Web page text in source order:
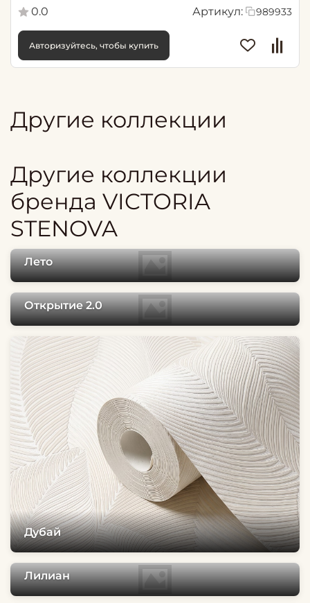
0.0
Артикул: 989933
Авторизуйтесь, чтобы купить
Другие коллекции
Другие коллекции
бренда VICTORIA
STENOVA
Лето
Открытие 2.0
Дубай
Лилиан